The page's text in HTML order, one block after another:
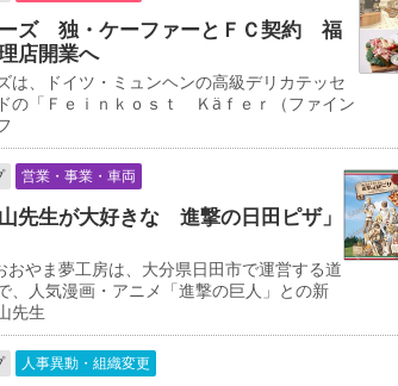
ーズ 独・ケーファーとＦＣ契約 福
店開業へ
、ドイツ・ミュンヘンの高級デリカテッセ
の「Ｆｅｉｎｋｏｓｔ Ｋäｆｅｒ（ファイン
営業・事業・車両
先生が大好きな 進撃の日田ピザ」
やま夢工房は、大分県日田市で運営する道
、人気漫画・アニメ「進撃の巨人」との新
先生
人事異動・組織変更